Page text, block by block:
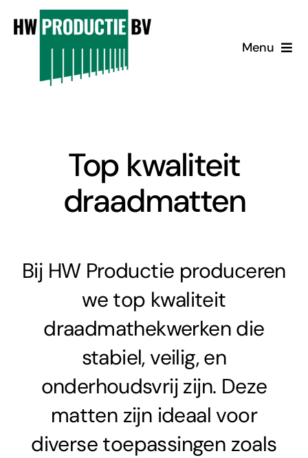
naar
Menu
Contact
Inloggen
Top kwaliteit
draadmatten
Bij HW Productie produceren
we top kwaliteit
draadmathekwerken die
stabiel, veilig, en
onderhoudsvrij zijn. Deze
matten zijn ideaal voor
diverse toepassingen zoals